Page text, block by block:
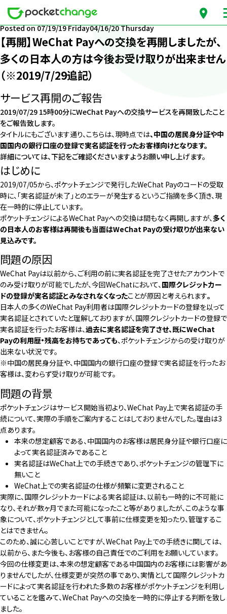
月份：2019年7月
Posted on07/19/19 Friday04/16/20 Thursday
【再開】WeChat Payへの交換を再開しましたが、
多くの日本人の方は今後お受け取りが出来ません
（※2019/7/29追記）
サービス再開のご報告
2019/07/29 15時00分にWeChat Payへの交換サービスを再開致したこと
をご報告致します。
タイトルにもございます通り、こちらは、現時点では、中国の居民身分証や中
国国内の銀行口座の登録で実名認証を行ったお客様向けとなります。
詳細については、下記をご確認くださいますようお願い申し上げます。
はじめに
2019/07/05から、ポケットチェンジで発行したWeChat Payのコードの受取
時に、 「実名認証が未了」とのエラーが発生する というご指摘を多く頂き、現
在一時的に停止しています。
ポケットチェンジによるWeChat Payへの交換は間もなく再開しますが、多く
の日本人のお客様は再開後も当面はWeChat Payの受け取りが出来ない
見込みです。
問題の原因
WeChat Payは以前から、ご利用の前に実名認証を完了させたアカウントで
のみ受け取りが可能でしたが、今回WeChatにおいて、国際クレジットカー
ドの登録が実名認証とみなされなくなったことが原因と考えられます。
日本人の多くのWeChat Pay利用者は国際クレジットカードの登録を以って
実名認証とされていたと理解しておりますが、国際クレジットカードの登録で
実名認証を行ったお客様は、過去に実名認証を完了させ、既にWeChat
Payの利用歴・残高をお持ちであっても、ポケットチェンジからの受け取りが
出来ない状況です。
※中国の居民身分証や、中国国内の銀行口座の登録で実名認証を行ったお
客様は、変わらず受け取りが可能です。
問題の背景
ポケットチェンジはサービス開始当初より、WeChat Pay上で実名認証の手
続について、実際の手順をご案内することはしておりませんでした。理由は3
点あります。
本来の想定顧客である、中国国内のお客様は居民身分証や銀行口座に
よって実名認証済みであること
実名認証はWeChat上での手続きであり、ポケットチェンジの管理下に
無いこと
WeChat上での実名認証の仕様が頻繁に変更されること
実際に、国際クレジットカードによる実名認証は、以前も一時的に不可能に
なり、それが数ヶ月でまた可能になったこと等がありましたが、このような事
象について、ポケットチェンジとして事前に仕様変更を知ったり、管理するこ
とはできません。
このため、誠に心苦しいことですが、WeChat Pay上での手続きに関しては、
以前から、また今後も、お客様の自己責任でのご利用をお願いしています。
今回の仕様変更は、本来の想定顧客である中国国内のお客様には影響があ
りませんでしたが、仕様変更が突然の事であり、実情として国際クレジットカ
ードによって実名認証を行われた多数のお客様がポケットチェンジを利用し
ていることを鑑みて、WeChat Payへの交換を一時的に停止する判断を致し
ました。